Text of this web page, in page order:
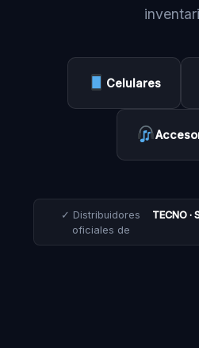
Celulares
✓ Distribuidores
oficiales de
TECNO ·